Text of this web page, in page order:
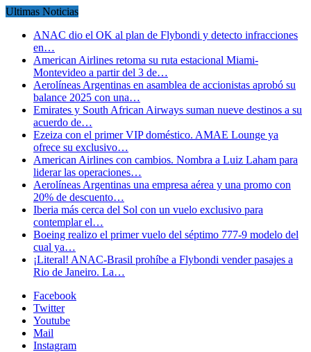
Ultimas Noticias
ANAC dio el OK al plan de Flybondi y detecto infracciones
en…
American Airlines retoma su ruta estacional Miami-
Montevideo a partir del 3 de…
Aerolíneas Argentinas en asamblea de accionistas aprobó su
balance 2025 con una…
Emirates y South African Airways suman nueve destinos a su
acuerdo de…
Ezeiza con el primer VIP doméstico. AMAE Lounge ya
ofrece su exclusivo…
American Airlines con cambios. Nombra a Luiz Laham para
liderar las operaciones…
Aerolíneas Argentinas una empresa aérea y una promo con
20% de descuento…
Iberia más cerca del Sol con un vuelo exclusivo para
contemplar el…
Boeing realizo el primer vuelo del séptimo 777-9 modelo del
cual ya…
¡Literal! ANAC-Brasil prohíbe a Flybondi vender pasajes a
Rio de Janeiro. La…
Facebook
Twitter
Youtube
Mail
Instagram